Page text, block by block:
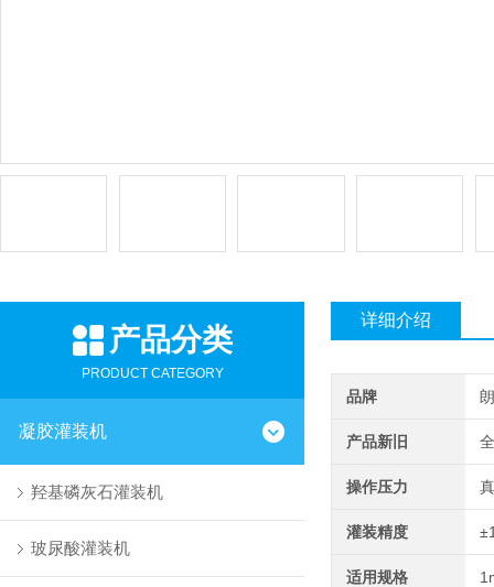
产品分类
PRODUCT CATEGORY
凝胶灌装机
羟基磷灰石灌装机
玻尿酸灌装机
详细介绍
品牌
产品新旧
操作压力
灌装精度
适用规格